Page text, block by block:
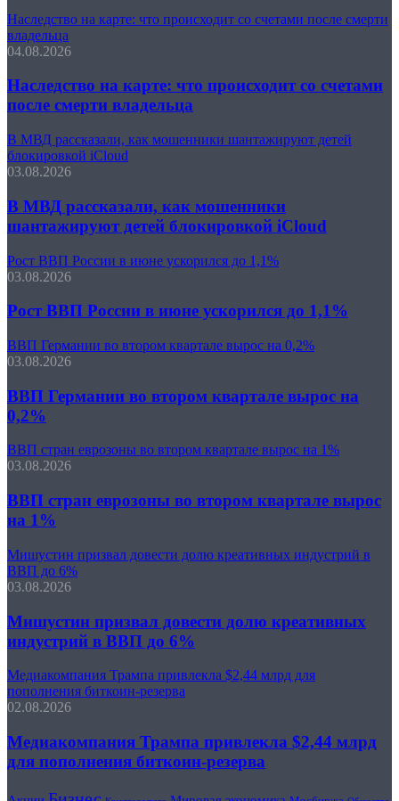
Наследство на карте: что происходит со счетами после смерти
владельца
04.08.2026
Наследство на карте: что происходит со счетами
после смерти владельца
В МВД рассказали, как мошенники шантажируют детей
блокировкой iCloud
03.08.2026
В МВД рассказали, как мошенники
шантажируют детей блокировкой iCloud
Рост ВВП России в июне ускорился до 1,1%
03.08.2026
Рост ВВП России в июне ускорился до 1,1%
ВВП Германии во втором квартале вырос на 0,2%
03.08.2026
ВВП Германии во втором квартале вырос на
0,2%
ВВП стран еврозоны во втором квартале вырос на 1%
03.08.2026
ВВП стран еврозоны во втором квартале вырос
на 1%
Мишустин призвал довести долю креативных индустрий в
ВВП до 6%
03.08.2026
Мишустин призвал довести долю креативных
индустрий в ВВП до 6%
Медиакомпания Трампа привлекла $2,44 млрд для
пополнения биткоин-резерва
02.08.2026
Медиакомпания Трампа привлекла $2,44 млрд
для пополнения биткоин-резерва